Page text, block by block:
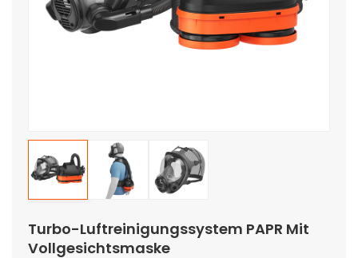
Turbo-Luftreinigungssystem PAPR Mit
Vollgesichtsmaske